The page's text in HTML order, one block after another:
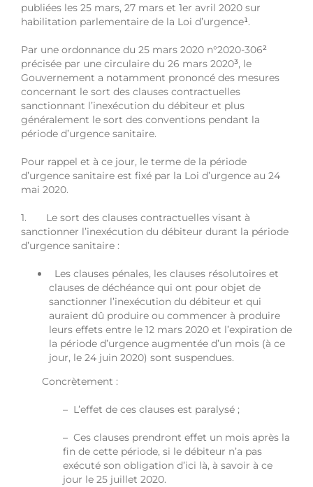
publiées les 25 mars, 27 mars et 1er avril 2020 sur
habilitation parlementaire de la Loi d’urgence¹.
Par une ordonnance du 25 mars 2020 n°2020-306²
précisée par une circulaire du 26 mars 2020³, le
Gouvernement a notamment prononcé des mesures
concernant le sort des clauses contractuelles
sanctionnant l’inexécution du débiteur et plus
généralement le sort des conventions pendant la
période d’urgence sanitaire.
Pour rappel et à ce jour, le terme de la période
d’urgence sanitaire est fixé par la Loi d’urgence au 24
mai 2020.
1. Le sort des clauses contractuelles visant à
sanctionner l’inexécution du débiteur durant la période
d’urgence sanitaire :
Les clauses pénales, les clauses résolutoires et
clauses de déchéance qui ont pour objet de
sanctionner l’inexécution du débiteur et qui
auraient dû produire ou commencer à produire
leurs effets entre le 12 mars 2020 et l’expiration de
la période d’urgence augmentée d’un mois (à ce
jour, le 24 juin 2020) sont suspendues.
Concrètement :
– L’effet de ces clauses est paralysé ;
– Ces clauses prendront effet un mois après la
fin de cette période, si le débiteur n’a pas
exécuté son obligation d’ici là, à savoir à ce
jour le 25 juillet 2020.